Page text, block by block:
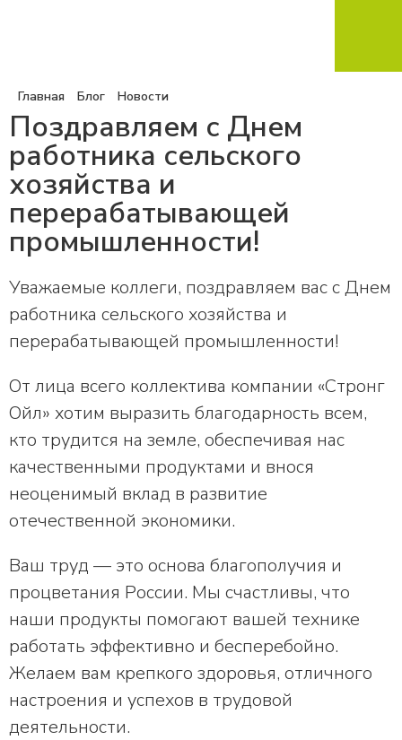
Главная Блог Новости
Поздравляем с Днем
работника сельского
хозяйства и
перерабатывающей
промышленности!
Уважаемые коллеги, поздравляем вас с Днем
работника сельского хозяйства и
перерабатывающей промышленности!
От лица всего коллектива компании «Стронг
Ойл» хотим выразить благодарность всем,
кто трудится на земле, обеспечивая нас
качественными продуктами и внося
неоценимый вклад в развитие
отечественной экономики.
Ваш труд — это основа благополучия и
процветания России. Мы счастливы, что
наши продукты помогают вашей технике
работать эффективно и бесперебойно.
Желаем вам крепкого здоровья, отличного
настроения и успехов в трудовой
деятельности.